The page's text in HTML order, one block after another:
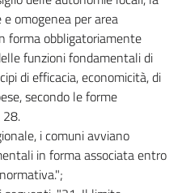
omogenea per area
forma obbligatoriamente
funzioni fondamentali di
di efficacia, economicità, di
secondo le forme
i comuni avviano
in forma associata entro